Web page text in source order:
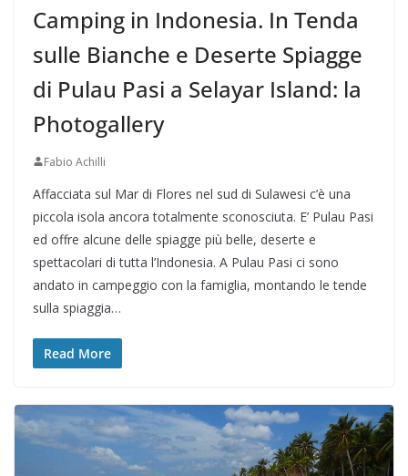
Camping in Indonesia. In Tenda
sulle Bianche e Deserte Spiagge
di Pulau Pasi a Selayar Island: la
Photogallery
Fabio Achilli
Affacciata sul Mar di Flores nel sud di Sulawesi c’è una
piccola isola ancora totalmente sconosciuta. E’ Pulau Pasi
ed offre alcune delle spiagge più belle, deserte e
spettacolari di tutta l’Indonesia. A Pulau Pasi ci sono
andato in campeggio con la famiglia, montando le tende
sulla spiaggia…
Read More